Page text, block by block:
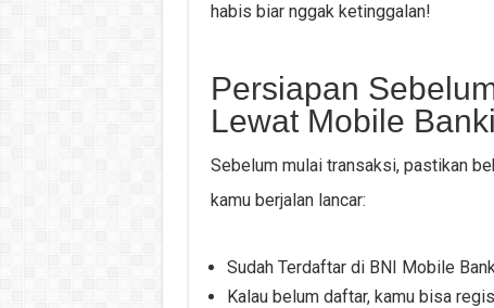
habis biar nggak ketinggalan!
Persiapan
Lewat Mobile
Sebelum mulai transaksi, pastikan
kamu berjalan lancar:
Sudah Terdaftar di BNI Mobile
Kalau belum daftar, kamu bisa